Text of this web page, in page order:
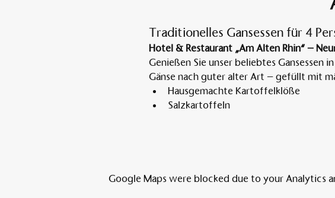
Traditionelles Gansessen für 4
Hotel & Restaurant „Am Alten Rhin“ –
Genießen Sie unser beliebtes Gansessen
Gänse nach guter alter Art – gefüllt mit
Hausgemachte Kartoffelklöße
Salzkartoffeln
Google Maps were blocked due to your Analytics